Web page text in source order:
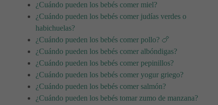
¿Cuándo pueden los bebés comer miel?
¿Cuándo pueden los bebés comer judías verdes o
habichuelas?
¿Cuándo pueden los bebés comer pollo? 🍗
¿Cuándo pueden los bebés comer albóndigas?
¿Cuándo pueden los bebés comer pepinillos?
¿Cuándo pueden los bebés comer yogur griego?
¿Cuándo pueden los bebés comer salmón?
¿Cuándo pueden los bebés tomar zumo de manzana?